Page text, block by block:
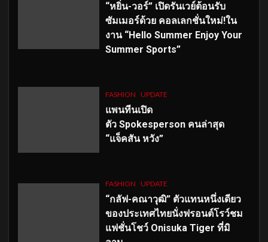
“หยิ่น-วอร์” เปิดรันเวย์ต้อนรับ
ซัมเมอร์ด้วย คอลเลกชั่นใหม่!ใน
งาน “Hello Summer Enjoy Your
Summer Sports”
FASHION UPDATE
แพนทีนเปิด
ตัว Spokesperson คนล่าสุด
“แจ็คสัน หวัง”
FASHION UPDATE
“กลัฟ-คณาวุฒิ” ตัวแทนหนึ่งเดียว
ของประเทศไทยนั่งฟรอนต์โรว์ชม
แฟชั่นโชว์ Onisuka Tiger ที่มิ